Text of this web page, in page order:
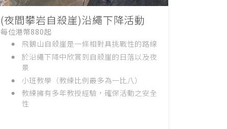
(夜間攀岩自殺崖)沿繩下降活動
每位港幣880起
飛鵝山自殺崖是一條相對具挑戰性的路線
於沿繩下降中欣賞到自殺崖的日落以及夜
景
小班教學（教練比例最多為一比八）
教練擁有多年教授經驗，確保活動之安全
性